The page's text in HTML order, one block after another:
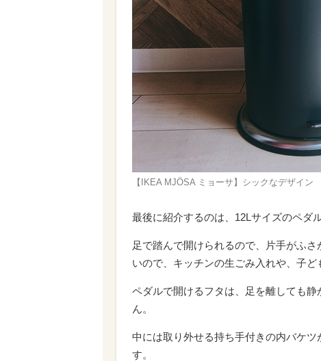
【IKEA MJÖSA ミョーサ】シックなデザイン
最後に紹介するのは、12Lサイズのペダ
足で踏んで開けられるので、片手がふ
いので、キッチンの生ごみ入れや、子ど
ペダルで開けるフタは、足を離しても
ん。
中には取り外せる持ち手付きの内バケ
す。